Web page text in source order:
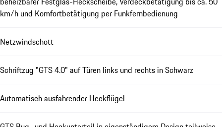
km/h und Komfortbetätigung per Funkfernbedienung
Netzwindschott
Schriftzug "GTS 4.0" auf Türen links und rechts in Schwarz
Automatisch ausfahrender Heckflügel